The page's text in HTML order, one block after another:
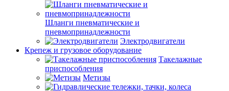
Шланги пневматические и
пневмопринадлежности
Электродвигатели
Крепеж и грузовое оборудование
Такелажные
приспособления
Метизы